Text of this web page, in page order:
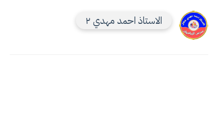
الاستاذ احمد مهدي ٢